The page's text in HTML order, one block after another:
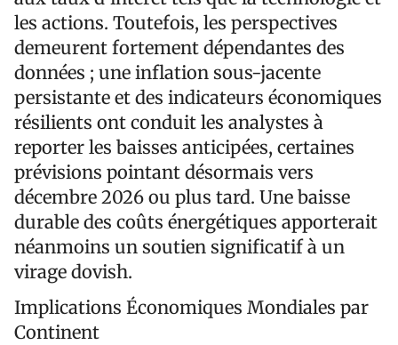
les actions. Toutefois, les perspectives
demeurent fortement dépendantes des
données ; une inflation sous-jacente
persistante et des indicateurs économiques
résilients ont conduit les analystes à
reporter les baisses anticipées, certaines
prévisions pointant désormais vers
décembre 2026 ou plus tard. Une baisse
durable des coûts énergétiques apporterait
néanmoins un soutien significatif à un
virage dovish.
Implications Économiques Mondiales par
Continent